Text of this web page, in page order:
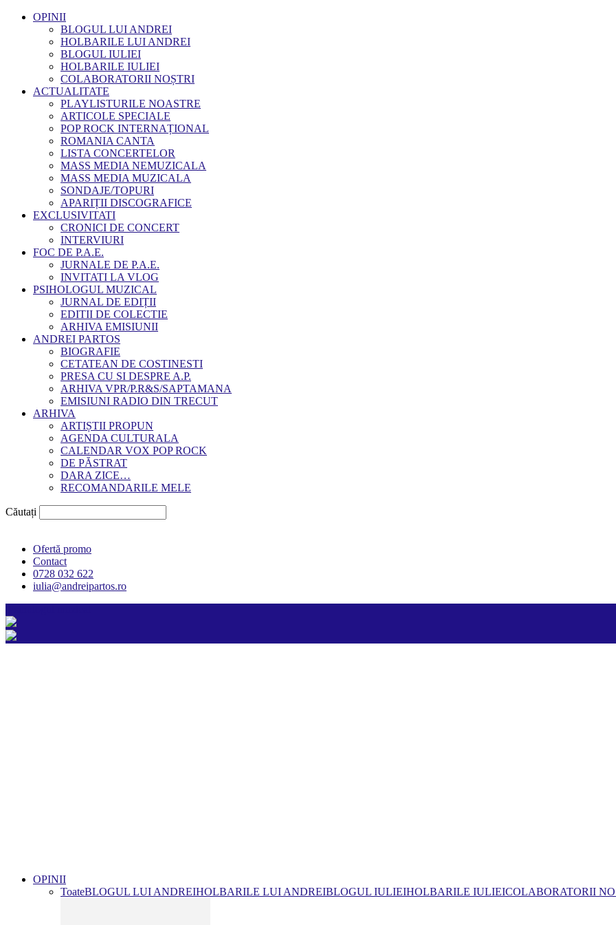
OPINII
BLOGUL LUI ANDREI
HOLBARILE LUI ANDREI
BLOGUL IULIEI
HOLBARILE IULIEI
COLABORATORII NOȘTRI
ACTUALITATE
PLAYLISTURILE NOASTRE
ARTICOLE SPECIALE
POP ROCK INTERNAȚIONAL
ROMANIA CANTA
LISTA CONCERTELOR
MASS MEDIA NEMUZICALA
MASS MEDIA MUZICALA
SONDAJE/TOPURI
APARIȚII DISCOGRAFICE
EXCLUSIVITATI
CRONICI DE CONCERT
INTERVIURI
FOC DE P.A.E.
JURNALE DE P.A.E.
INVITATI LA VLOG
PSIHOLOGUL MUZICAL
JURNAL DE EDIȚII
EDITII DE COLECTIE
ARHIVA EMISIUNII
ANDREI PARTOS
BIOGRAFIE
CETATEAN DE COSTINESTI
PRESA CU SI DESPRE A.P.
ARHIVA VPR/P.R&S/SAPTAMANA
EMISIUNI RADIO DIN TRECUT
ARHIVA
ARTIȘTII PROPUN
AGENDA CULTURALA
CALENDAR VOX POP ROCK
DE PĂSTRAT
DARA ZICE…
RECOMANDARILE MELE
Căutați
Ofertă promo
Contact
0728 032 622
iulia@andreipartos.ro
OPINII
ToateBLOGUL LUI ANDREIHOLBARILE LUI ANDREIBLOGUL IULIEIHOLBARILE IULIEICOLABORATORII